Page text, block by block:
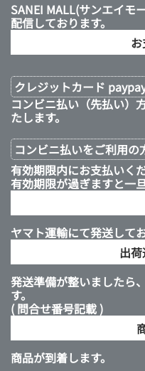
SANEI MALL(サンエイモ
配信しております。
クレジットカード
コンビニ払い（先払い）
たします。
コンビニ払いをご利用の
有効期限内にお支払いくだ
有効期限が過ぎますと一
ヤマト運輸にて発送してお
出
発送準備が整いましたら
す。
( 問合せ番号記載 )
商品が到着します。